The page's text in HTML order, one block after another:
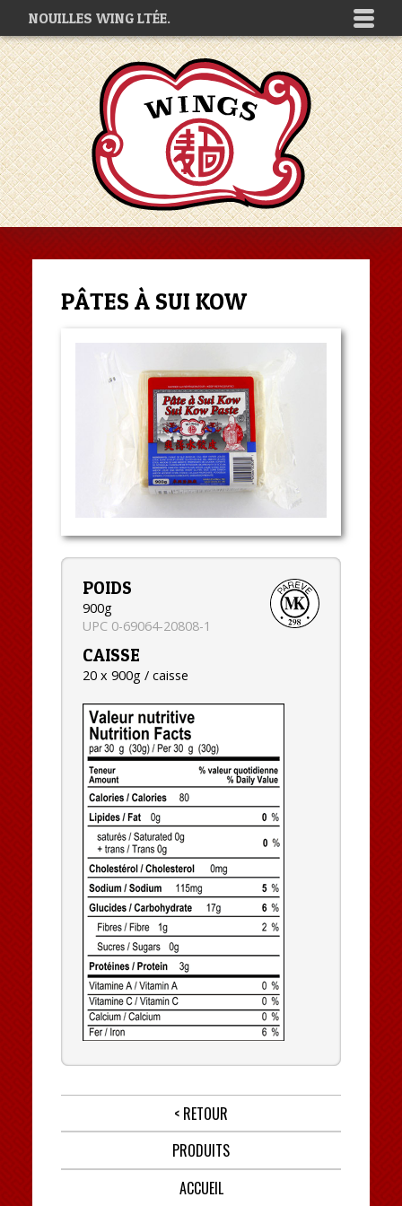
NOUILLES WING LTÉE.
PÂTES À SUI KOW
POIDS
900g
UPC 0-69064-20808-1
CAISSE
20 x 900g / caisse
< RETOUR
PRODUITS
ACCUEIL